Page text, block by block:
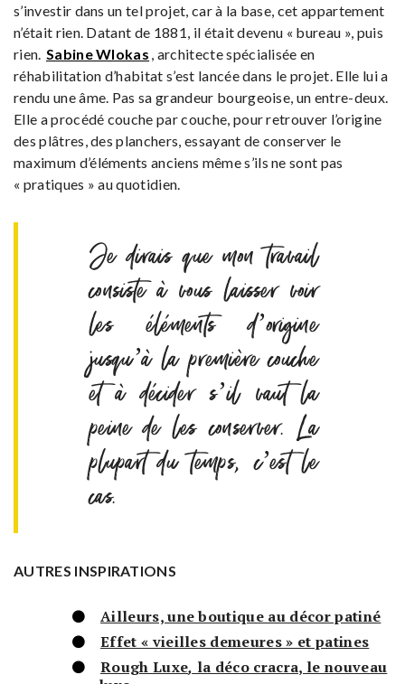
s’investir dans un tel projet, car à la base, cet appartement
n’était rien. Datant de 1881, il était devenu « bureau », puis
rien. Sabine Wlokas , architecte spécialisée en
réhabilitation d’habitat s’est lancée dans le projet. Elle lui a
rendu une âme. Pas sa grandeur bourgeoise, un entre-deux.
Elle a procédé couche par couche, pour retrouver l’origine
des plâtres, des planchers, essayant de conserver le
maximum d’éléments anciens même s’ils ne sont pas
« pratiques » au quotidien.
Je dirais que mon travail
consiste à vous laisser voir
les éléments d’origine
jusqu’à la première couche
et à décider s’il vaut la
peine de les conserver. La
plupart du temps, c’est le
cas.
AUTRES INSPIRATIONS
Ailleurs, une boutique au décor patiné
Effet « vieilles demeures » et patines
Rough Luxe, la déco cracra, le nouveau